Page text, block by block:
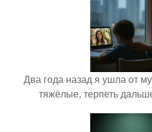
Два года назад я ушла от
тяжёлые, терпеть